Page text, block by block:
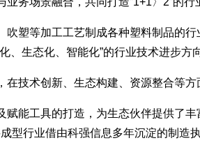
塑等加工工艺制成各种塑料制品的
生态化、智能化”的行业技术进步方
技术创新、生态构建、资源整合等方
能工具的打造，为生态伙伴提供了
型行业借由科强信息多年沉淀的制造